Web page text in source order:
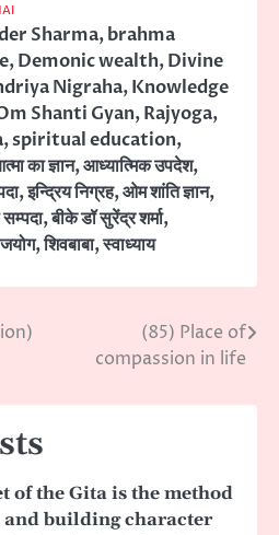
Sharma,brahma
,Demonic wealth,Divine
Nigraha,Knowledge
Shanti Gyan,Rajyoga,
,spiritual education,
का ज्ञान,आध्यात्मिक उपदेश,
,इन्द्रिय निग्रह,ओम शांति ज्ञान,
सम्पदा,बीके डॉ सुरेंद्र शर्मा,
,शिवबाबा,स्वाध्याय
(85) Place of
compassion in life
of the Gita is the method
and building character